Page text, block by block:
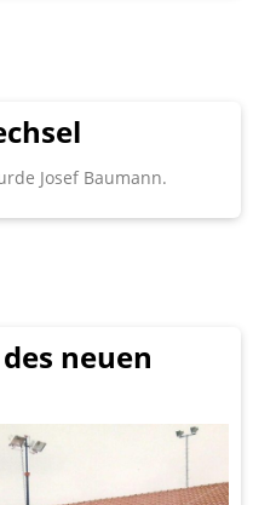
Josef Baumann.
neuen